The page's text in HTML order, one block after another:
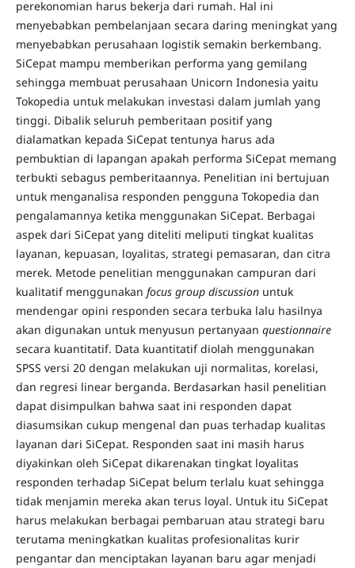
perekonomian harus bekerja dari rumah. Hal ini
menyebabkan pembelanjaan secara daring meningkat yang
menyebabkan perusahaan logistik semakin berkembang.
SiCepat mampu memberikan performa yang gemilang
sehingga membuat perusahaan Unicorn Indonesia yaitu
Tokopedia untuk melakukan investasi dalam jumlah yang
tinggi. Dibalik seluruh pemberitaan positif yang
dialamatkan kepada SiCepat tentunya harus ada
pembuktian di lapangan apakah performa SiCepat memang
terbukti sebagus pemberitaannya. Penelitian ini bertujuan
untuk menganalisa responden pengguna Tokopedia dan
pengalamannya ketika menggunakan SiCepat. Berbagai
aspek dari SiCepat yang diteliti meliputi tingkat kualitas
layanan, kepuasan, loyalitas, strategi pemasaran, dan citra
merek. Metode penelitian menggunakan campuran dari
kualitatif menggunakan focus group discussionuntuk
mendengar opini responden secara terbuka lalu hasilnya
akan digunakan untuk menyusun pertanyaan questionnaire
secara kuantitatif. Data kuantitatif diolah menggunakan
SPSS versi 20 dengan melakukan uji normalitas, korelasi,
dan regresi linear berganda. Berdasarkan hasil penelitian
dapat disimpulkan bahwa saat ini responden dapat
diasumsikan cukup mengenal dan puas terhadap kualitas
layanan dari SiCepat. Responden saat ini masih harus
diyakinkan oleh SiCepat dikarenakan tingkat loyalitas
responden terhadap SiCepat belum terlalu kuat sehingga
tidak menjamin mereka akan terus loyal. Untuk itu SiCepat
harus melakukan berbagai pembaruan atau strategi baru
terutama meningkatkan kualitas profesionalitas kurir
pengantar dan menciptakan layanan baru agar menjadi